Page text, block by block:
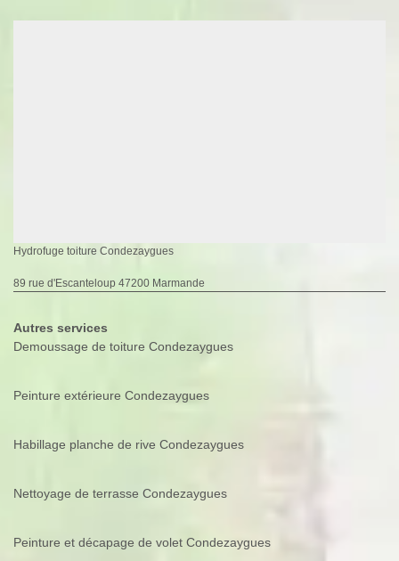
Hydrofuge toiture Condezaygues
89 rue d'Escanteloup 47200 Marmande
Autres services
Demoussage de toiture Condezaygues
Peinture extérieure Condezaygues
Habillage planche de rive Condezaygues
Nettoyage de terrasse Condezaygues
Peinture et décapage de volet Condezaygues